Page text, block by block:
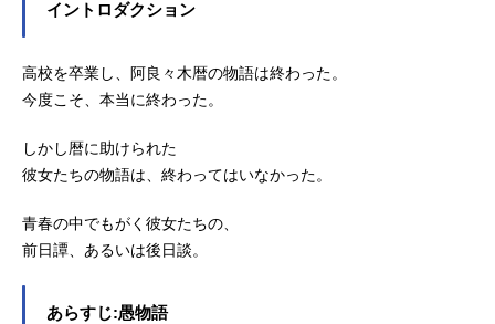
イントロダクション
高校を卒業し、阿良々木暦の物語は終わった。
今度こそ、本当に終わった。
しかし暦に助けられた
彼女たちの物語は、終わってはいなかった。
青春の中でもがく彼女たちの、
前日譚、あるいは後日談。
あらすじ:愚物語